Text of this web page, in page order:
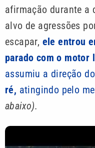
afirmação durante a
alvo de agressões
escapar, ele entrou
parado com o motor
assumiu a direção
ré, atingindo pelo
abaixo).